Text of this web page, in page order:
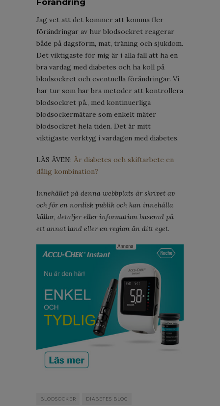
Jag vet att det kommer att komma fler
förändringar av hur blodsockret reagerar
både på dagsform, mat, träning och sjukdom.
Det viktigaste för mig är i alla fall att ha en
bra vardag med diabetes och ha koll på
blodsockret och eventuella förändringar. Vi
har tur som har bra metoder att kontrollera
blodsockret på., med kontinuerliga
blodsockermätare som enkelt mäter
blodsockret hela tiden. Det är mitt
viktigaste verktyg i vardagen med diabetes.
LÄS ÄVEN: Är diabetes och skiftarbete en
dålig kombination?
Innehållet på denna webbplats är skrivet av
och för en nordisk publik och kan innehålla
källor, detaljer eller information baserad på
ett annat land eller en region än ditt eget.
BLODSOCKER DIABETES BLOG